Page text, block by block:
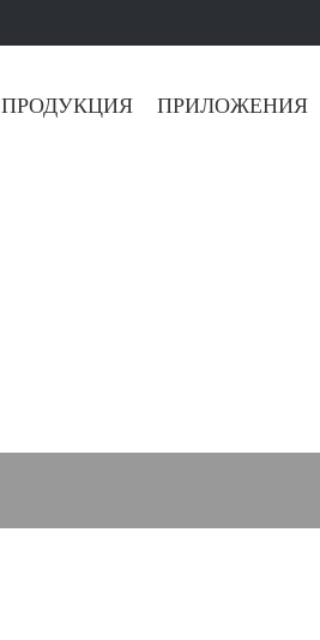
ПРОДУКЦИЯ ПРИЛОЖЕНИЯ